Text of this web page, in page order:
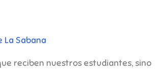
La Sabana
reciben nuestros estudiantes, sino